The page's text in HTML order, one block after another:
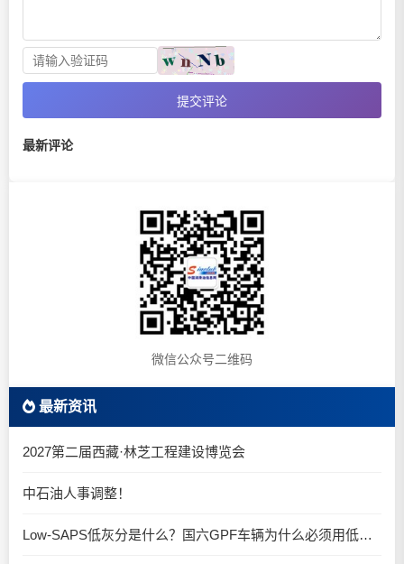
提交评论
最新评论
微信公众号二维码
最新资讯
2027第二届西藏·林芝工程建设博览会
中石油人事调整！
Low-SAPS低灰分是什么？国六GPF车辆为什么必须用低灰油